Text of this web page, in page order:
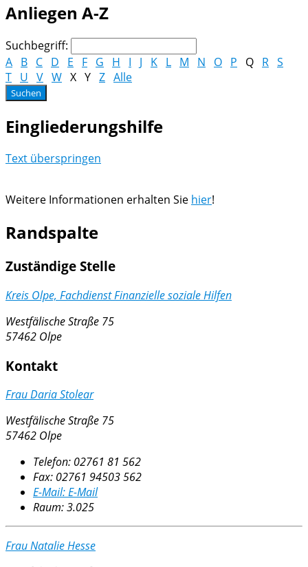
Anliegen A-Z
Suchbegriff:
A B C D E F G H I J K L M N O P Q R S
T U V W X Y Z Alle
Eingliederungshilfe
Text überspringen
Weitere Informationen erhalten Sie hier!
Randspalte
Zuständige Stelle
Kreis Olpe, Fachdienst Finanzielle soziale Hilfen
Westfälische Straße 75
57462 Olpe
Kontakt
Frau Daria Stolear
Westfälische Straße 75
57462 Olpe
Telefon: 02761 81 562
Fax: 02761 94503 562
E-Mail:E-Mail
Raum: 3.025
Frau Natalie Hesse